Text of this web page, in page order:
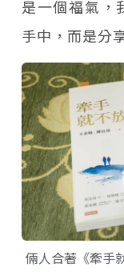
是一個福氣，
手中，而是分
倆人合著《牽手